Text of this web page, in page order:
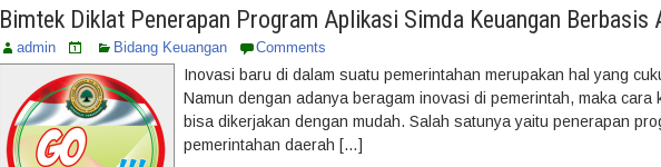
Bimtek Diklat Penerapan Program Aplikasi Simda Keuangan Berbasis
admin Bidang Keuangan Comments
Inovasi baru di dalam suatu pemerintahan merupakan hal yang
Namun dengan adanya beragam inovasi di pemerintah, maka
bisa dikerjakan dengan mudah. Salah satunya yaitu penerapan
pemerintahan daerah […]